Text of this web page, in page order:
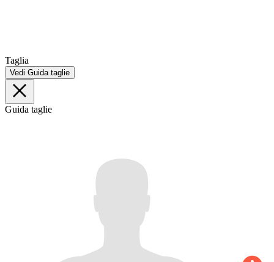
Taglia
Vedi Guida taglie
Guida taglie